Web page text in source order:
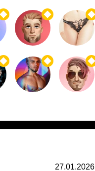
27.01.2026